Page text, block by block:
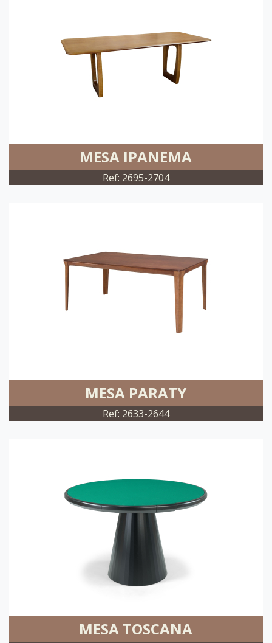
MESA IPANEMA
Ref: 2695-2704
MESA PARATY
Ref: 2633-2644
MESA TOSCANA